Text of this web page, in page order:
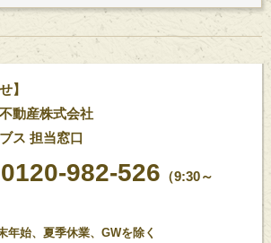
】
動産株式会社
ス 担当窓口
0120-982-526 （9:30～
始、夏季休業、GWを除く